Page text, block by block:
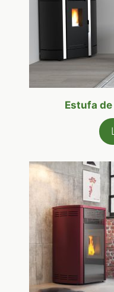
Estufa de